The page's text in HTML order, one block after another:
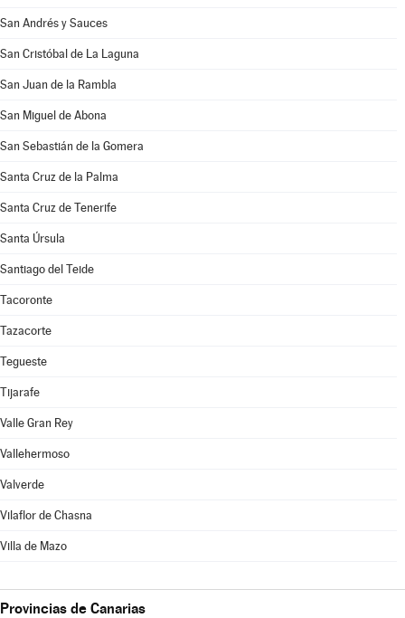
San Andrés y Sauces
San Cristóbal de La Laguna
San Juan de la Rambla
San Miguel de Abona
San Sebastián de la Gomera
Santa Cruz de la Palma
Santa Cruz de Tenerife
Santa Úrsula
Santiago del Teide
Tacoronte
Tazacorte
Tegueste
Tijarafe
Valle Gran Rey
Vallehermoso
Valverde
Vilaflor de Chasna
Villa de Mazo
Provincias de Canarias